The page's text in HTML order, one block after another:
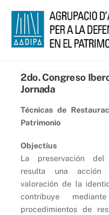
content
2do. Congreso
Jornada
Técnicas de
Patrimonio
Objectius
La preservación del
resulta una acción
valoración de la
contribuye
procedimientos de